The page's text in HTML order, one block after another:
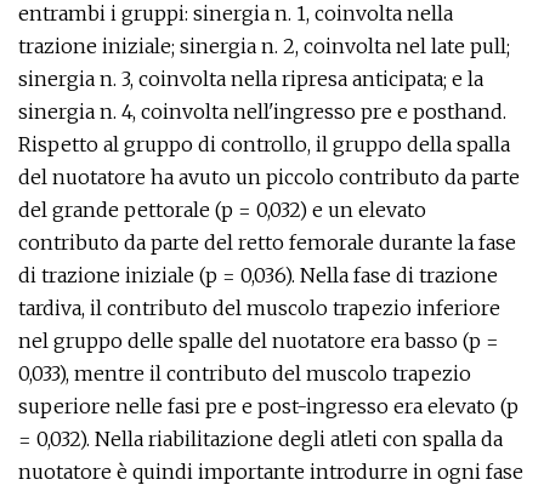
entrambi i gruppi: sinergia n. 1, coinvolta nella
trazione iniziale; sinergia n. 2, coinvolta nel late pull;
sinergia n. 3, coinvolta nella ripresa anticipata; e la
sinergia n. 4, coinvolta nell'ingresso pre e posthand.
Rispetto al gruppo di controllo, il gruppo della spalla
del nuotatore ha avuto un piccolo contributo da parte
del grande pettorale (p = 0,032) e un elevato
contributo da parte del retto femorale durante la fase
di trazione iniziale (p = 0,036). Nella fase di trazione
tardiva, il contributo del muscolo trapezio inferiore
nel gruppo delle spalle del nuotatore era basso (p =
0,033), mentre il contributo del muscolo trapezio
superiore nelle fasi pre e post-ingresso era elevato (p
= 0,032). Nella riabilitazione degli atleti con spalla da
nuotatore è quindi importante introdurre in ogni fase